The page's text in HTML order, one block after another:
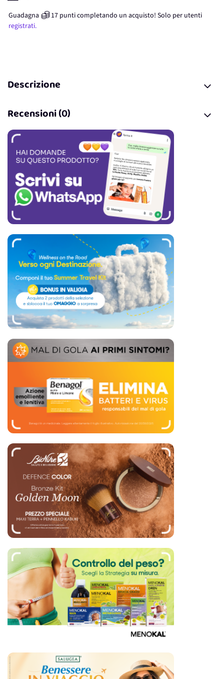
Guadagna 17 punticompletando un acquisto! Solo per utenti
registrati.
Descrizione
Recensioni (0)